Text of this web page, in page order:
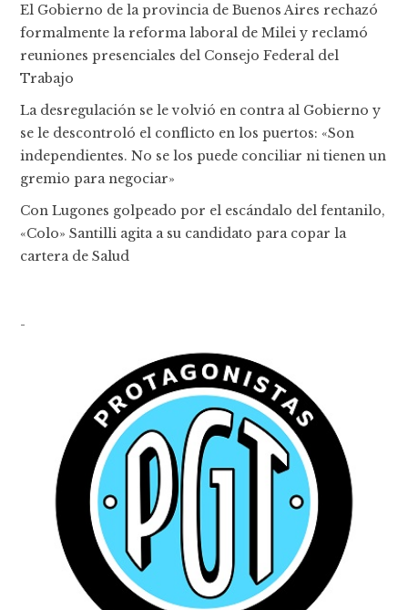
El Gobierno de la provincia de Buenos Aires rechazó
formalmente la reforma laboral de Milei y reclamó
reuniones presenciales del Consejo Federal del
Trabajo
La desregulación se le volvió en contra al Gobierno y
se le descontroló el conflicto en los puertos: «Son
independientes. No se los puede conciliar ni tienen un
gremio para negociar»
Con Lugones golpeado por el escándalo del fentanilo,
«Colo» Santilli agita a su candidato para copar la
cartera de Salud
-